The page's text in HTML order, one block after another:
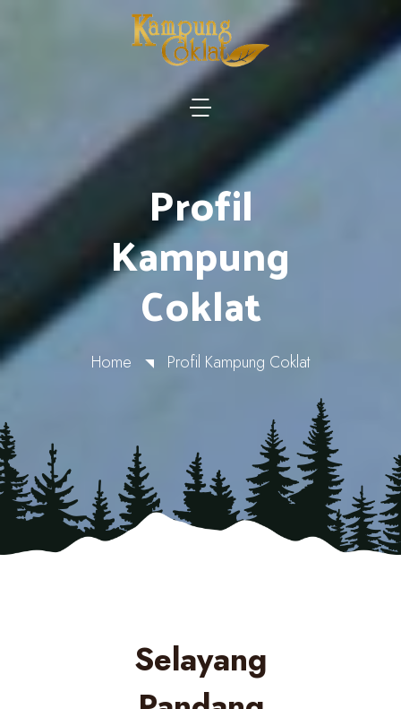
Profil
Kampung
Coklat
Home Profil Kampung Coklat
Selayang